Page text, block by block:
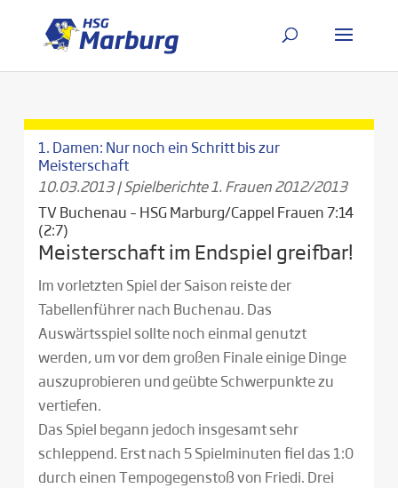
1. Damen: Nur noch ein Schritt bis zur
Meisterschaft
10.03.2013|Spielberichte 1. Frauen 2012/2013
TV Buchenau – HSG Marburg/Cappel Frauen 7:14
(2:7)
Meisterschaft im Endspiel greifbar!
Im vorletzten Spiel der Saison reiste der
Tabellenführer nach Buchenau. Das
Auswärtsspiel sollte noch einmal genutzt
werden, um vor dem großen Finale einige Dinge
auszuprobieren und geübte Schwerpunkte zu
vertiefen.
Das Spiel begann jedoch insgesamt sehr
schleppend. Erst nach 5 Spielminuten fiel das 1:0
durch einen Tempogegenstoß von Friedi. Drei